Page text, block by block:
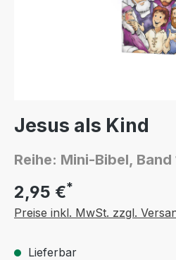
Jesus als Kind
Reihe: Mini-Bibel, Band
2,95 €*
Preise inkl. MwSt. zzgl.
Lieferbar